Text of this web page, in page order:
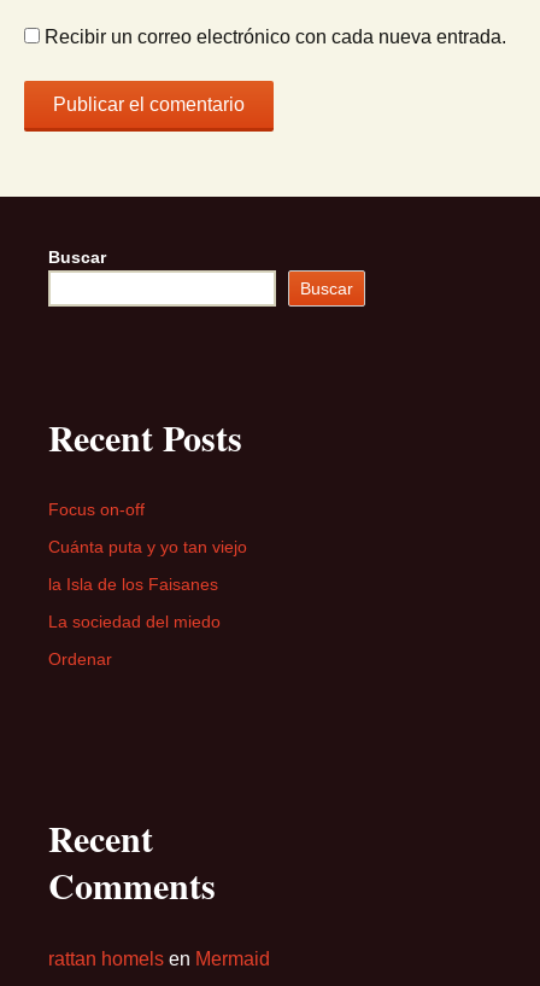
Recibir un correo electrónico con cada nueva entrada.
Buscar
Buscar
Recent Posts
Focus on-off
Cuánta puta y yo tan viejo
la Isla de los Faisanes
La sociedad del miedo
Ordenar
Recent
Comments
rattan homels en Mermaid